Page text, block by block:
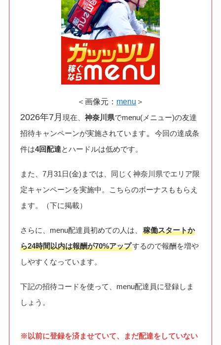
＜画像元： menu ＞
2026年7月現在、神奈川県でmenu(メニュー)の友達
招待キャンペーンが実施されています。今回の達成条
件は4回配達とハードルは低めです。
また、7月31日(金)までは、同じく神奈川県でエリア限
定キャンペーンを実施中。こちらのボーナスももらえ
ます。（下に掲載）
さらに、menu配達員初めての人は、稼働スタートか
ら24時間以内は報酬が70%アップするので報酬を増や
しやすくなっています。
下記の招待コードを使って、menu配達員に登録しま
しょう。
※以前に登録を済ませていて、まだ配達をしていない